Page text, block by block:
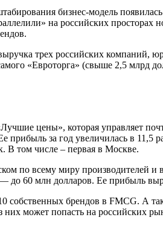
бизнес-модель
на российских
трех российских компаний,
«Евроторга» (свыше 2,5 млрд
цены», которая управляет
прибыль за год увеличилась в
В том числе – первая в Москве.
по всему миру производителей
до 60 млн долларов. Ее прибыль
собственных брендов в FMCG. А
может попасть на российских